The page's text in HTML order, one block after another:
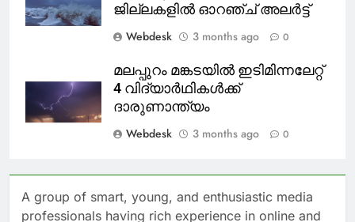
ജില്ലകളിൽ ഓറഞ്ച് അലർട്ട്
Webdesk
3 months ago 0
മലപ്പുറം മങ്കടയിൽ ഇടിമിന്നലേറ്റ്
4 വിദ്യാർഥികൾക്ക്
ദാരുണാന്ത്യം
Webdesk
3 months ago 0
A group of smart, young, and enthusiastic media
professionals having rich experience in online and